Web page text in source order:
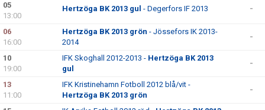
05
13:00
Hertzöga BK 2013 gul - Degerfors IF 2013 -
06
16:00
Hertzöga BK 2013 grön - Jössefors IK 2013-
2014
-
10
19:00
IFK Skoghall 2012-2013 - Hertzöga BK 2013
gul
-
13
11:00
IFK Kristinehamn Fotboll 2012 blå/vit -
Hertzöga BK 2013 grön
-